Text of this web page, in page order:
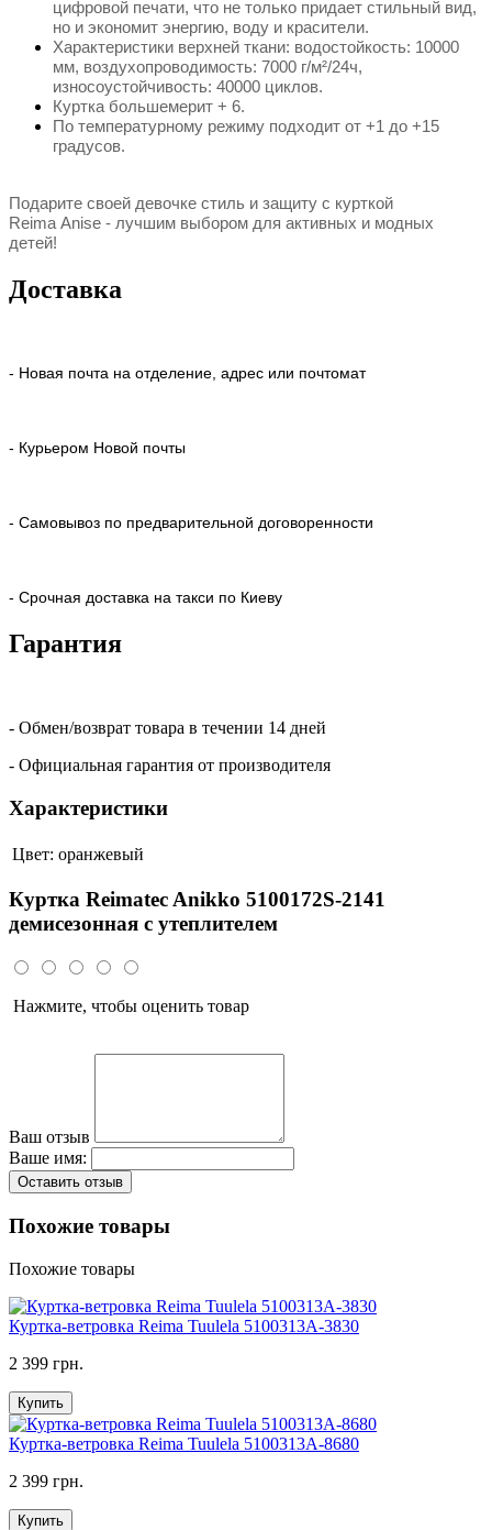
цифровой печати, что не только придает стильный вид,
но и экономит энергию, воду и красители.
Характеристики верхней ткани: водостойкость: 10000
мм, воздухопроводимость: 7000 г/м²/24ч,
износоустойчивость: 40000 циклов.
Куртка большемерит + 6.
По температурному режиму подходит от +1 до +15
градусов.
Подарите своей девочке стиль и защиту с курткой
Reima Anise - лучшим выбором для активных и модных
детей!
Доставка
- Новая почта на отделение, адрес или почтомат
- Курьером Новой почты
- Самовывоз по предварительной договоренности
- Срочная доставка на такси по Киеву
Гарантия
- Обмен/возврат товара в течении 14 дней
- Официальная гарантия от производителя
Характеристики
Цвет: оранжевый
Куртка Reimatec Anikko 5100172S-2141
демисезонная с утеплителем
Нажмите, чтобы оценить товар
Ваш отзыв
Ваше имя:
Оставить отзыв
Похожие товары
Похожие товары
Куртка-ветровка Reima Tuulela 5100313A-3830
2 399 грн.
Купить
Куртка-ветровка Reimа Tuulela 5100313A-8680
2 399 грн.
Купить